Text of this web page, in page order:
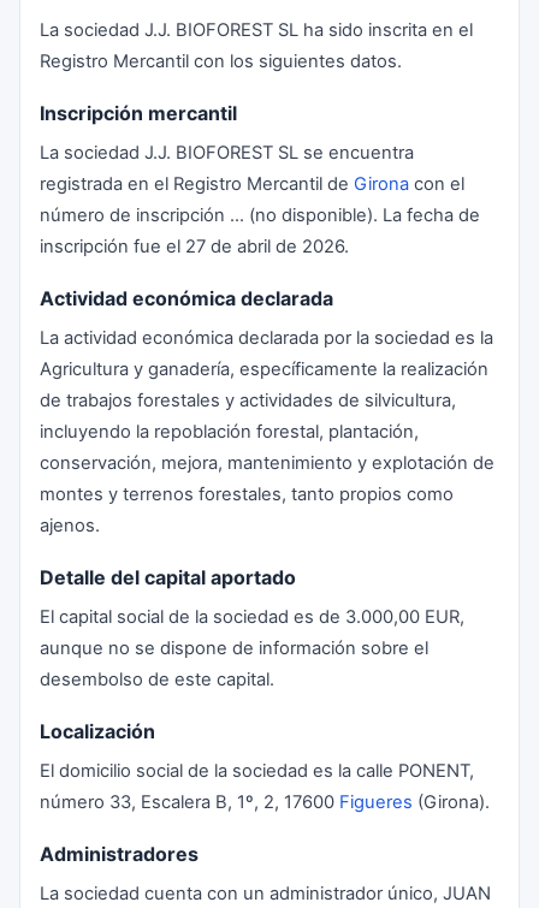
La sociedad J.J. BIOFOREST SL ha sido inscrita en el
Registro Mercantil con los siguientes datos.
Inscripción mercantil
La sociedad J.J. BIOFOREST SL se encuentra
registrada en el Registro Mercantil de Girona con el
número de inscripción ... (no disponible). La fecha de
inscripción fue el 27 de abril de 2026.
Actividad económica declarada
La actividad económica declarada por la sociedad es la
Agricultura y ganadería, específicamente la realización
de trabajos forestales y actividades de silvicultura,
incluyendo la repoblación forestal, plantación,
conservación, mejora, mantenimiento y explotación de
montes y terrenos forestales, tanto propios como
ajenos.
Detalle del capital aportado
El capital social de la sociedad es de 3.000,00 EUR,
aunque no se dispone de información sobre el
desembolso de este capital.
Localización
El domicilio social de la sociedad es la calle PONENT,
número 33, Escalera B, 1º, 2, 17600 Figueres (Girona).
Administradores
La sociedad cuenta con un administrador único, JUAN